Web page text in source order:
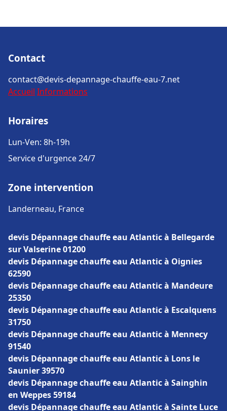
Contact
contact@devis-depannage-chauffe-eau-7.net
Accueil Informations
Horaires
Lun-Ven: 8h-19h
Service d'urgence 24/7
Zone intervention
Landerneau, France
devis Dépannage chauffe eau Atlantic à Bellegarde
sur Valserine 01200
devis Dépannage chauffe eau Atlantic à Oignies
62590
devis Dépannage chauffe eau Atlantic à Mandeure
25350
devis Dépannage chauffe eau Atlantic à Escalquens
31750
devis Dépannage chauffe eau Atlantic à Mennecy
91540
devis Dépannage chauffe eau Atlantic à Lons le
Saunier 39570
devis Dépannage chauffe eau Atlantic à Sainghin
en Weppes 59184
devis Dépannage chauffe eau Atlantic à Sainte Luce